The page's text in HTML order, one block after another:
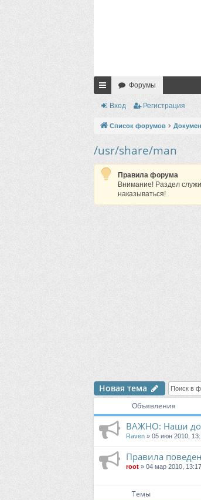
с
ы
и
Форумы
Вход Регистрация
Список форумов
/usr/share/man
Правила форума
Внимание! Раздел
наказываться!
Новая тема
Объявления
ВАЖНО: Наши
Raven » 05 июн 2010,
Правила
root » 04 мар 2010,
Темы